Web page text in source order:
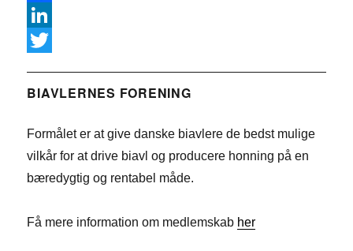
F
a
e
o
L
n
e
n
w
t
r
BIAVLERNES FORENING
Formålet er at give danske biavlere de bedst mulige
vilkår for at drive biavl og producere honning på en
bæredygtig og rentabel måde.
Få mere information om medlemskab her